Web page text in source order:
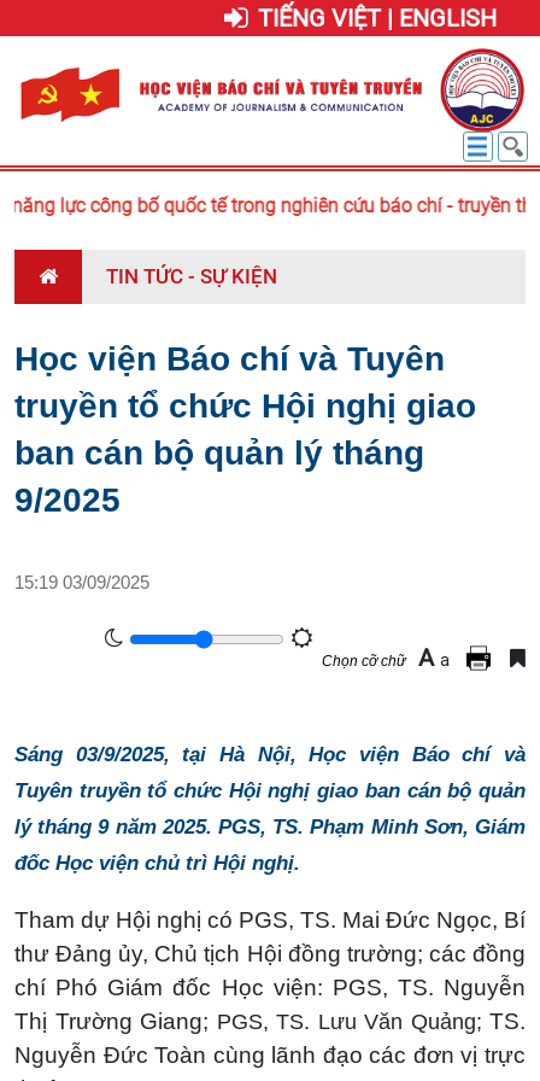
TIẾNG VIỆT | ENGLISH
lực công bố quốc tế trong nghiên cứu báo chí - truyền
TIN TỨC - SỰ KIỆN
Học viện Báo chí và Tuyên
truyền tổ chức Hội nghị giao
ban cán bộ quản lý tháng
9/2025
15:19 03/09/2025
Chọn cỡ chữ A a
Sáng 03/9/2025, tại Hà Nội, Học viện Báo chí và
Tuyên truyền tổ chức Hội nghị giao ban cán bộ quản
lý tháng 9 năm 2025. PGS, TS. Phạm Minh Sơn, Giám
đốc Học viện chủ trì Hội nghị.
Tham dự Hội nghị có PGS, TS. Mai Đức Ngọc, Bí
thư Đảng ủy, Chủ tịch Hội đồng trường; các đồng
chí Phó Giám đốc Học viện: PGS, TS. Nguyễn
Thị Trường Giang; PGS, TS. Lưu Văn Quảng; TS.
Nguyễn Đức Toàn cùng lãnh đạo các đơn vị trực